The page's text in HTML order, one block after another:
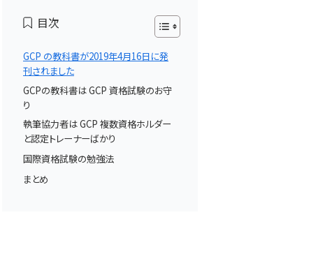
目次
GCP の教科書が2019年4月16日に発
刊されました
GCPの教科書は GCP 資格試験のお守
り
執筆協力者は GCP 複数資格ホルダー
と認定トレーナーばかり
国際資格試験の勉強法
まとめ